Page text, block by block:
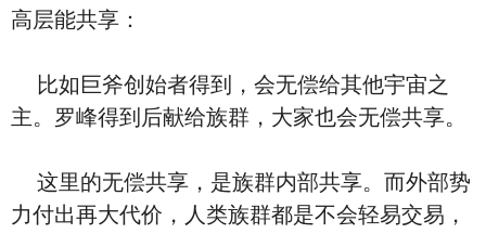
高层能共享：
比如巨斧创始者得到，会无偿给其他宇宙之
主。罗峰得到后献给族群，大家也会无偿共享。
这里的无偿共享，是族群内部共享。而外部势
力付出再大代价，人类族群都是不会轻易交易，